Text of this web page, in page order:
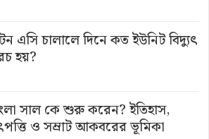
এসি চালালে দিনে কত ইউনিট বিদ্যুৎ
হয়?
সাল কে শুরু করেন? ইতিহাস,
ও সম্রাট আকবরের ভূমিকা